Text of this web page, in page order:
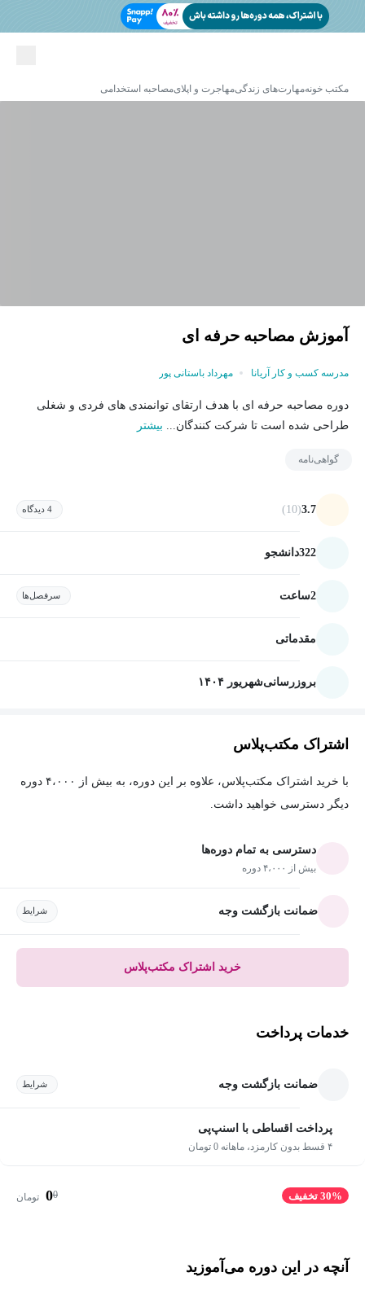
مکتب خونهمهارت‌های زندگیمهاجرت و اپلایمصاحبه استخدامی
آموزش مصاحبه حرفه ای
مدرسه کسب و کار آریانا مهرداد باستانی پور
دوره مصاحبه حرفه ای با هدف ارتقای توانمندی های فردی و شغلی
طراحی شده است تا شرکت کنندگان... بیشتر
گواهی‌نامه
3.7
(10) 4 دیدگاه
322دانشجو
2ساعت سرفصل‌ها
مقدماتی
بروزرسانیشهریور ۱۴۰۴
اشتراک مکتب‌پلاس
با خرید اشتراک مکتب‌پلاس، علاوه بر این دوره، به بیش از ۴،۰۰۰ دوره
دیگر دسترسی خواهید داشت.
دسترسی به تمام دوره‌ها
بیش از ۴،۰۰۰ دوره
ضمانت بازگشت وجه شرایط
خرید اشتراک مکتب‌پلاس
خدمات پرداخت
ضمانت بازگشت وجه شرایط
پرداخت اقساطی با اسنپ‌پی
۴ قسط بدون کارمزد، ماهانه 0 تومان
30% تخفیف 0
0 تومان
آنچه در این دوره می‌آموزید